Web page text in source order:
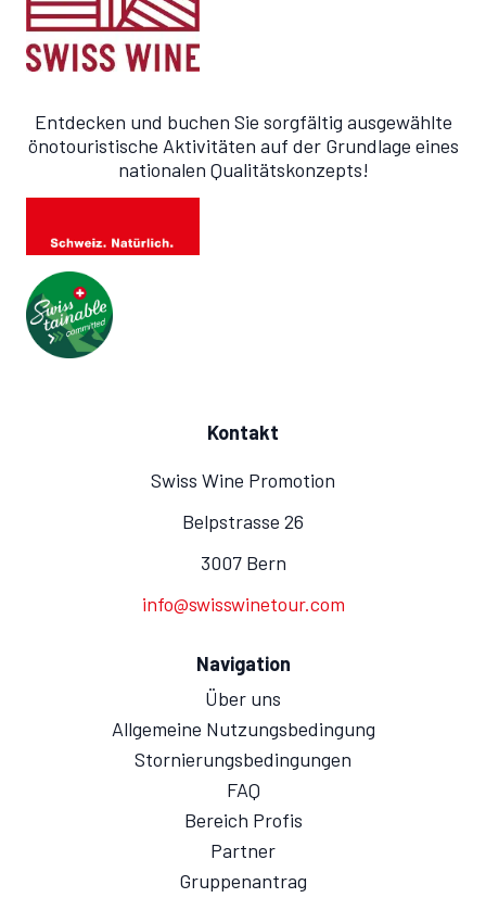
Entdecken und buchen Sie sorgfältig ausgewählte
önotouristische Aktivitäten auf der Grundlage eines
nationalen Qualitätskonzepts!
Kontakt
Swiss Wine Promotion
Belpstrasse 26
3007 Bern
info@swisswinetour.com
Navigation
Über uns
Allgemeine Nutzungsbedingung
Stornierungsbedingungen
FAQ
Bereich Profis
Partner
Gruppenantrag